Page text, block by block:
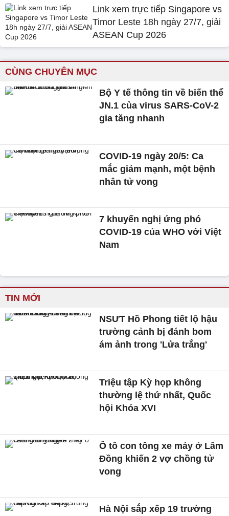
Link xem trực tiếp Singapore vs
Timor Leste 18h ngày 27/7, giải
ASEAN Cup 2026
CÙNG CHUYÊN MỤC
Bộ Y tế thông tin về biến thể
JN.1 của virus SARS-CoV-2
gia tăng nhanh
COVID-19 ngày 20/5: Ca
mắc giảm mạnh, một bệnh
nhân tử vong
7 khuyến nghị ứng phó
COVID-19 của WHO với Việt
Nam
TIN MỚI
NSƯT Hồ Phong tiết lộ hậu
trường cảnh bị đánh bom
ám ảnh trong 'Lửa trắng'
Triệu tập Kỳ họp không
thường lệ thứ nhất, Quốc
hội Khóa XVI
Ô tô con tông xe máy ở Lâm
Đồng khiến 2 vợ chồng tử
vong
Hà Nội sắp xếp 19 trường